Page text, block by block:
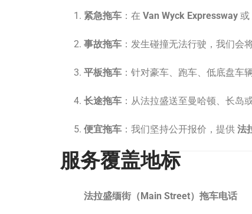
紧急拖车 ：在 Van Wyck Expressway 或
事故拖车 ：发生碰撞无法行驶，我们会
平板拖车 ：针对豪车、跑车、低底盘车
长途拖车 ：从法拉盛送至曼哈顿、长岛
便宜拖车 ：我们坚持公开报价，提供 法
服务覆盖地标
法拉盛缅街（Main Street）拖车电话